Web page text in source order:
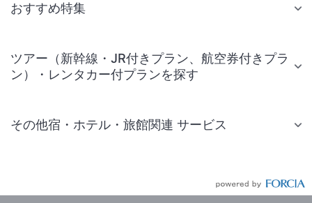
おすすめ特集
ツアー（新幹線・JR付きプラン、航空券付きプラ
ン）・レンタカー付プランを探す
その他宿・ホテル・旅館関連 サービス